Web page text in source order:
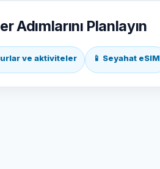
Adımlarını Planlayın
ve aktiviteler 📱 Seyahat eSIM